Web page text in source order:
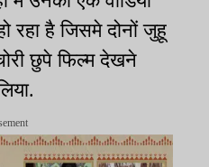
रहा है जिसमे दोनों जुहू
छुपे फिल्म देखने